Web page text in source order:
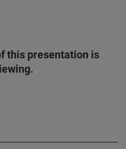
this presentation is